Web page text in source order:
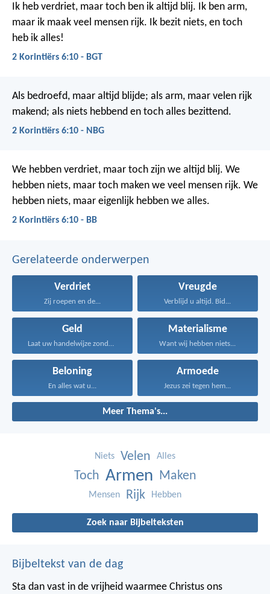
Ik heb verdriet, maar toch ben ik altijd blij. Ik ben arm,
maar ik maak veel mensen rijk. Ik bezit niets, en toch
heb ik alles!
2 Korintiërs 6:10 - BGT
Als bedroefd, maar altijd blijde; als arm, maar velen rijk
makend; als niets hebbend en toch alles bezittend.
2 Korintiërs 6:10 - NBG
We hebben verdriet, maar toch zijn we altijd blij. We
hebben niets, maar toch maken we veel mensen rijk. We
hebben niets, maar eigenlijk hebben we alles.
2 Korintiërs 6:10 - BB
Gerelateerde onderwerpen
Verdriet
Zij roepen en de...
Vreugde
Verblijd u altijd. Bid...
Geld
Laat uw handelwijze zonder...
Materialisme
Want wij hebben niets...
Beloning
En alles wat u...
Armoede
Jezus zei tegen hem...
Meer Thema's...
Niets Velen Alles
Toch Armen Maken
Mensen Rijk Hebben
Zoek naar Bijbelteksten
Bijbeltekst van de dag
Sta dan vast in de vrijheid waarmee Christus ons